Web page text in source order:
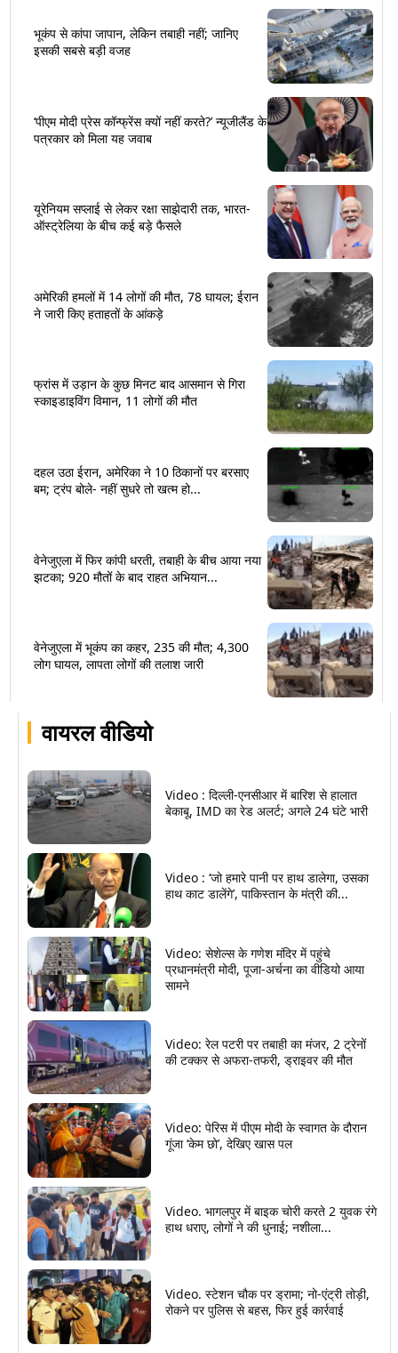
वायरल वीडियो
Video : दिल्ली-एनसीआर में बारिश से हालात
बेकाबू, IMD का रेड अलर्ट; अगले 24 घंटे भारी
Video : ‘जो हमारे पानी पर हाथ डालेगा, उसका
हाथ काट डालेंगे’, पाकिस्तान के मंत्री की...
Video: सेशेल्स के गणेश मंदिर में पहुंचे
प्रधानमंत्री मोदी, पूजा-अर्चना का वीडियो आया
सामने
Video: रेल पटरी पर तबाही का मंजर, 2 ट्रेनों
की टक्कर से अफरा-तफरी, ड्राइवर की मौत
Video: पेरिस में पीएम मोदी के स्वागत के दौरान
गूंजा ‘केम छो’, देखिए खास पल
Video. भागलपुर में बाइक चोरी करते 2 युवक रंगे
हाथ धराए, लोगों ने की धुनाई; नशीला...
Video. स्टेशन चौक पर ड्रामा; नो-एंट्री तोड़ी,
रोकने पर पुलिस से बहस, फिर हुई कार्रवाई
भूकंप से कांपा जापान, लेकिन तबाही नहीं; जानिए
इसकी सबसे बड़ी वजह
‘पीएम मोदी प्रेस कॉन्फ्रेंस क्यों नहीं करते?’ न्यूजीलैंड के
पत्रकार को मिला यह जवाब
यूरेनियम सप्लाई से लेकर रक्षा साझेदारी तक, भारत-
ऑस्ट्रेलिया के बीच कई बड़े फैसले
अमेरिकी हमलों में 14 लोगों की मौत, 78 घायल; ईरान
ने जारी किए हताहतों के आंकड़े
फ्रांस में उड़ान के कुछ मिनट बाद आसमान से गिरा
स्काइडाइविंग विमान, 11 लोगों की मौत
दहल उठा ईरान, अमेरिका ने 10 ठिकानों पर बरसाए
बम; ट्रंप बोले- नहीं सुधरे तो खत्म हो...
वेनेजुएला में फिर कांपी धरती, तबाही के बीच आया नया
झटका; 920 मौतों के बाद राहत अभियान...
वेनेजुएला में भूकंप का कहर, 235 की मौत; 4,300
लोग घायल, लापता लोगों की तलाश जारी